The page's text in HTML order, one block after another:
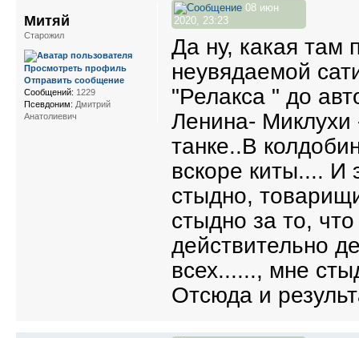
08 июн
2020, 23:23
Да ну, какая там
неувядаемой
"Релакса " до
Ленина- Миклухи
танке..В
вскоре киты.... И
стыдно,
стыдно за то,
действительно
всех......, мне
Отсюда и
Митяй
Старожил
Просмотреть профиль
Отправить сообщение
Сообщений: 1229
Псевдоним: Дмитрий
Анатолиевич